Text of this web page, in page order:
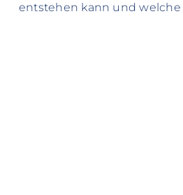
entstehen kann und